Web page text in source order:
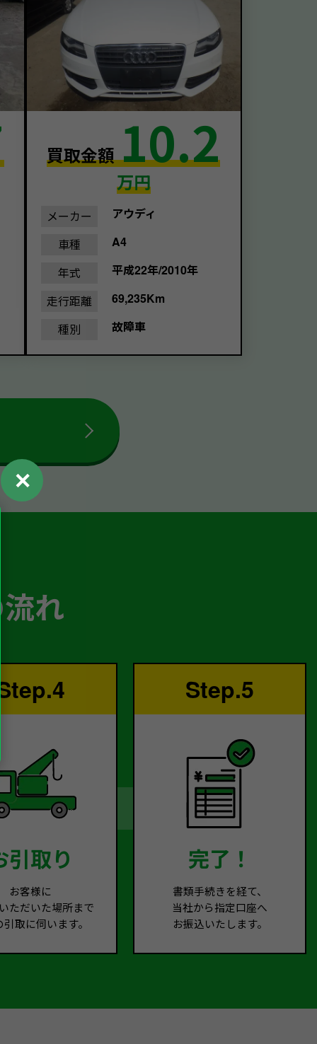
買取金額10.2
万円
メーカー
アウディ
車種
A4
年式
平成22年/2010年
走行距離
69,235Km
種別
故障車
れ
引取り
お客様に
ただいた場所まで
取に伺います。
Step.5
完了！
書類手続きを経て、
当社から指定口座へ
お振込いたします。
✕